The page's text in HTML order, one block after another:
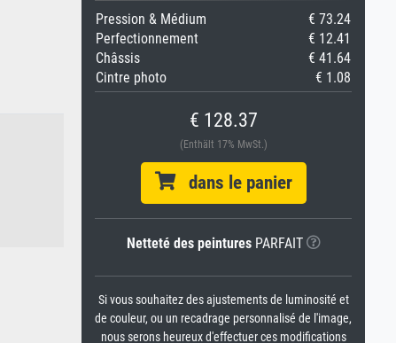
Pression & Médium
€ 73.24
Perfectionnement
€ 12.41
Châssis
€ 41.64
Cintre photo
€ 1.08
€ 128.37
(Enthält 17% MwSt.)
dans le panier
Netteté des peinturesPARFAIT
Si vous souhaitez des ajustements de luminosité et
de couleur, ou un recadrage personnalisé de l'image,
nous serons heureux d'effectuer ces modifications